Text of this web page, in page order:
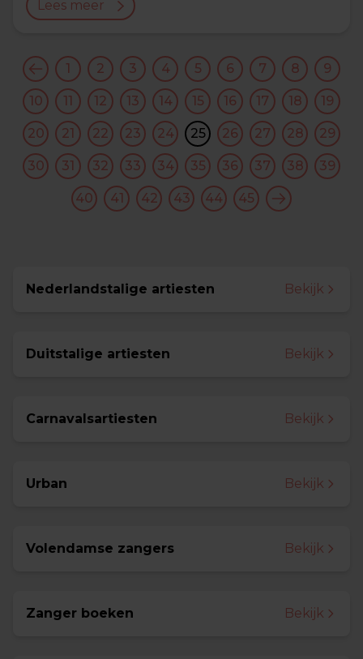
Lees meer
1 2 3 4 5 6 7 8 9
10 11 12 13 14 15 16 17 18 19
20 21 22 23 24 25 26 27 28 29
30 31 32 33 34 35 36 37 38 39
40 41 42 43 44 45
Nederlandstalige artiesten Bekijk
Duitstalige artiesten Bekijk
Carnavalsartiesten Bekijk
Urban Bekijk
Volendamse zangers Bekijk
Zanger boeken Bekijk